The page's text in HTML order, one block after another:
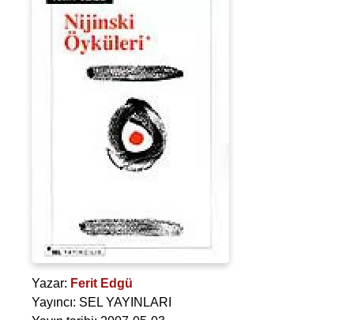
Yazar: Ferit Edgü
Yayıncı: SEL YAYINLARI